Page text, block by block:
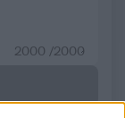
2000 /2000